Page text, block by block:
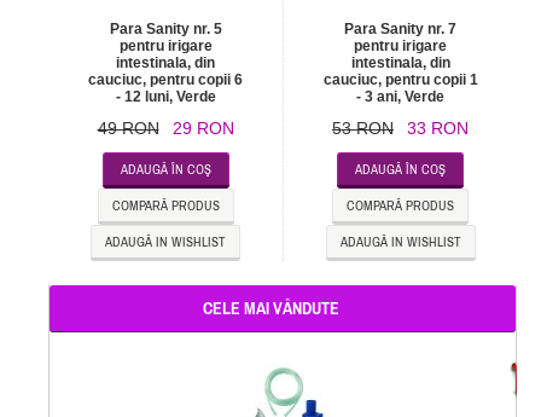
Para Sanity nr. 5
pentru irigare
intestinala, din
cauciuc, pentru copii 6
- 12 luni, Verde
49 RON 29 RON
ADAUGĂ ÎN COŞ
COMPARĂ PRODUS
ADAUGĂ IN WISHLIST
Para Sanity nr. 7
pentru irigare
intestinala, din
cauciuc, pentru copii 1
- 3 ani, Verde
53 RON 33 RON
ADAUGĂ ÎN COŞ
COMPARĂ PRODUS
ADAUGĂ IN WISHLIST
CELE MAI VÂNDUTE